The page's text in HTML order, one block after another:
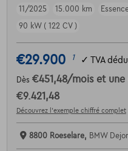
11/2025
15.000 km
90 kW ( 122 CV )
€29.900 1 ✓ TVA
Dès €451,48/mois et une
€9.421,48
Découvrez l’exemple chiffré complet
8800 Roeselare, BMW